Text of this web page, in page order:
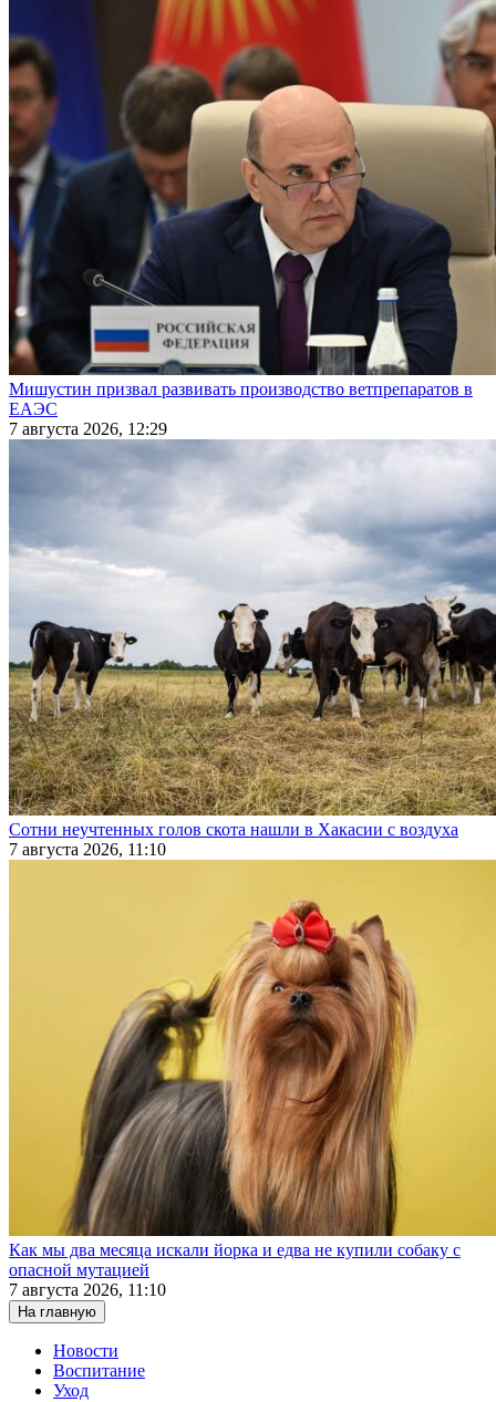
Мишустин призвал развивать производство ветпрепаратов в
ЕАЭС
7 августа 2026, 12:29
Сотни неучтенных голов скота нашли в Хакасии с воздуха
7 августа 2026, 11:10
Как мы два месяца искали йорка и едва не купили собаку с
опасной мутацией
7 августа 2026, 11:10
На главную
Новости
Воспитание
Уход